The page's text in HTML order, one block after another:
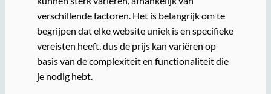
verschillende factoren. Het is belangrijk om te
begrijpen dat elke website uniek is en specifieke
vereisten heeft, dus de prijs kan variëren op
basis van de complexiteit en functionaliteit die
je nodig hebt.